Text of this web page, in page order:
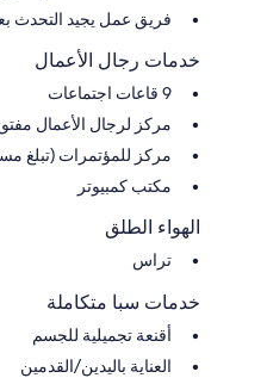
فريق عمل يجيد التحدث
خدمات رجال الأعمال
9 قاعات اجتماعات
مركز لرجال الأعمال مفتوح 24
مركز للمؤتمرات (تبلغ مساحته 1,052
مكتب كمبيوتر
الهواء الطلق
تراس
خدمات سبا متكاملة
أقنعة تجميلية للجسم
العناية باليدين/القدمين